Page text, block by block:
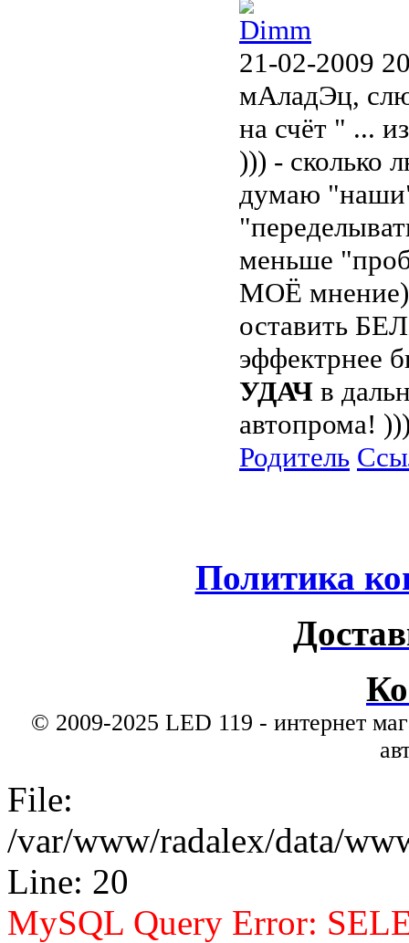
Dimm
21-02-2009
мАладЭц,
на счёт " ...
))) - сколько
думаю
меньше
МОЁ мнение)
оставить
эффектрнее
УДАЧ в
автопрома!
Родитель
Политика
© 2009-2025 LED 119 - интернет
File:
/var/www/radalex/data/
Line: 20
MySQL Query Error: